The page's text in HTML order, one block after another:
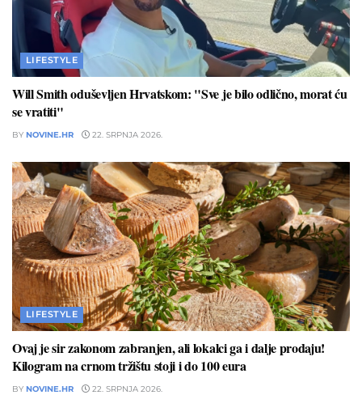
LIFESTYLE
Will Smith oduševljen Hrvatskom: "Sve je bilo odlično, morat ću
se vratiti"
BY NOVINE.HR 22. SRPNJA 2026.
LIFESTYLE
Ovaj je sir zakonom zabranjen, ali lokalci ga i dalje prodaju!
Kilogram na crnom tržištu stoji i do 100 eura
BY NOVINE.HR 22. SRPNJA 2026.